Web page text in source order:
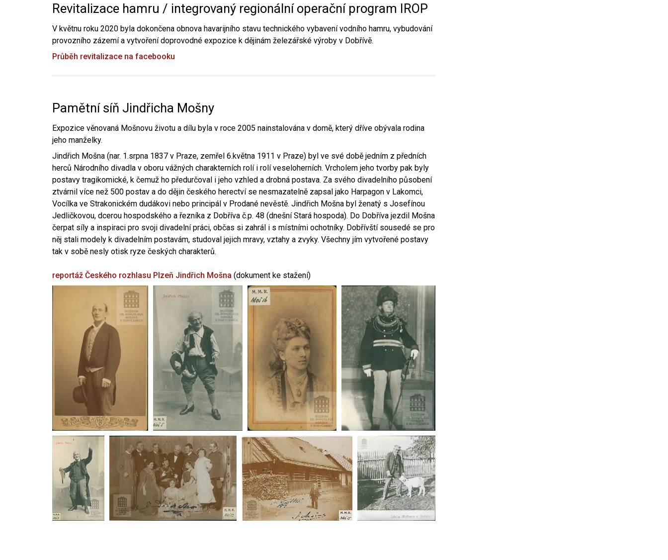
Revitalizace hamru / integrovaný regionální operační program IROP
V květnu roku 2020 byla dokončena obnova havarijního stavu technického vybavení vodního hamru, vybudování
provozního zázemí a vytvoření doprovodné expozice k dějinám železářské výroby v Dobřívě.
Průběh revitalizace na facebooku
Pamětní síň Jindřicha Mošny
Expozice věnovaná Mošnovu životu a dílu byla v roce 2005 nainstalována v domě, který dříve obývala rodina
jeho manželky.
Jindřich Mošna (nar. 1.srpna 1837 v Praze, zemřel 6.května 1911 v Praze) byl ve své době jedním z předních
herců Národního divadla v oboru vážných charakterních rolí i rolí veseloherních. Vrcholem jeho tvorby pak byly
postavy tragikomické, k čemuž ho předurčoval i jeho vzhled a drobná postava. Za svého divadelního působení
ztvárnil více než 500 postav a do dějin českého herectví se nesmazatelně zapsal jako Harpagon v Lakomci,
Vocílka ve Strakonickém dudákovi nebo principál v Prodané nevěstě. Jindřich Mošna byl ženatý s Josefínou
Jedličkovou, dcerou hospodského a řezníka z Dobříva č.p. 48 (dnešní Stará hospoda). Do Dobříva jezdil Mošna
čerpat síly a inspiraci pro svoji divadelní práci, občas si zahrál i s místními ochotníky. Dobřívští sousedé se pro
něj stali modely k divadelním postavám, studoval jejich mravy, vztahy a zvyky. Všechny jím vytvořené postavy
tak v sobě nesly otisk ryze českých charakterů.
reportáž Českého rozhlasu Plzeň Jindřich Mošna (dokument ke stažení)